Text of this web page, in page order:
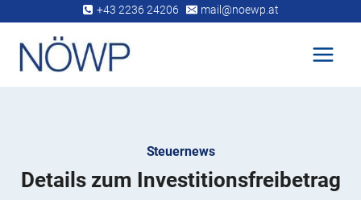
springen
+43 2236 24206 mail@noewp.at
Steuernews
Details zum Investitionsfreibetrag